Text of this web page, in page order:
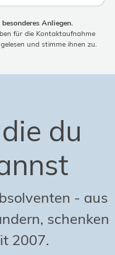
Anliegen.
für die Kontaktaufnahme
und stimme ihnen zu.
du
- aus
schenken
2007.